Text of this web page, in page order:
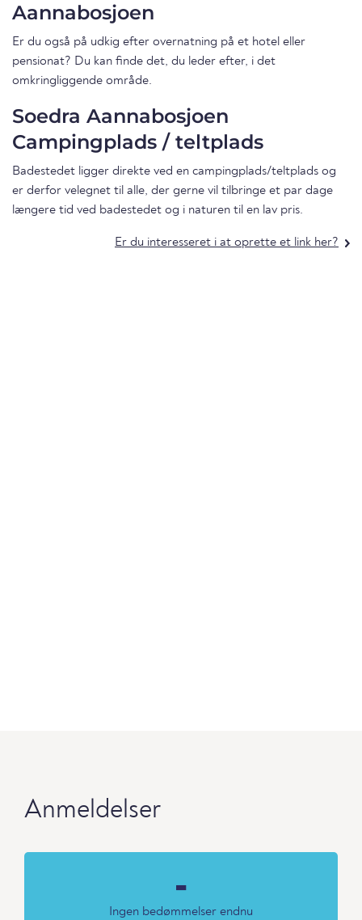
Aannabosjoen
Er du også på udkig efter overnatning på et hotel eller
pensionat? Du kan finde det, du leder efter, i det
omkringliggende område.
Soedra Aannabosjoen
Campingplads / teltplads
Badestedet ligger direkte ved en campingplads/teltplads og
er derfor velegnet til alle, der gerne vil tilbringe et par dage
længere tid ved badestedet og i naturen til en lav pris.
Er du interesseret i at oprette et link her?
Anmeldelser
-
Ingen bedømmelser endnu